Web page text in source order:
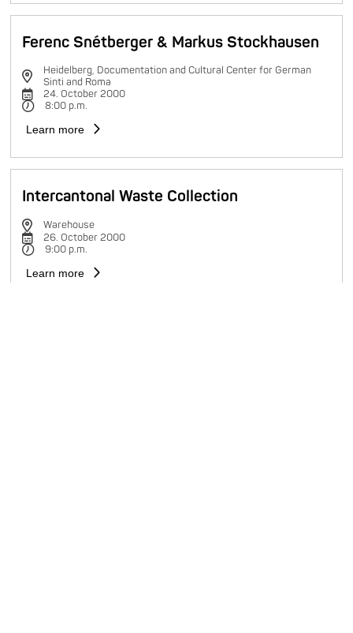
Ferenc Snétberger & Markus Stockhausen
Heidelberg, Documentation and Cultural Center for German
Sinti and Roma
24. October 2000
8:00 p.m.
Learn more
Intercantonal Waste Collection
Warehouse
26. October 2000
9:00 p.m.
Learn more